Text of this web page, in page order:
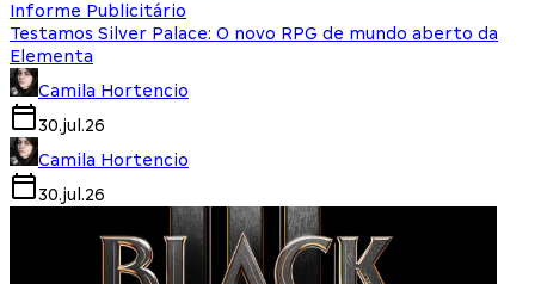
Informe Publicitário
Testamos Silver Palace: O novo RPG de mundo aberto da
Elementa
Camila Hortencio
30.jul.26
Camila Hortencio
30.jul.26